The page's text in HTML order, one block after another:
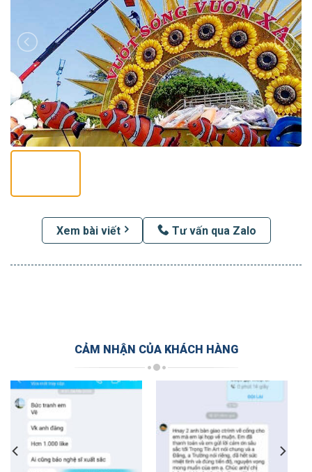
Xem bài viết Tư vấn qua Zalo
CẢM NHẬN CỦA KHÁCH HÀNG